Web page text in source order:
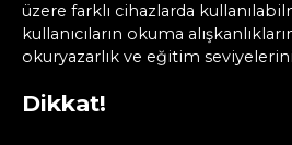
üzere farklı cihazlarda
kullanıcıların okuma
okuryazarlık ve eğitim
Dikkat!